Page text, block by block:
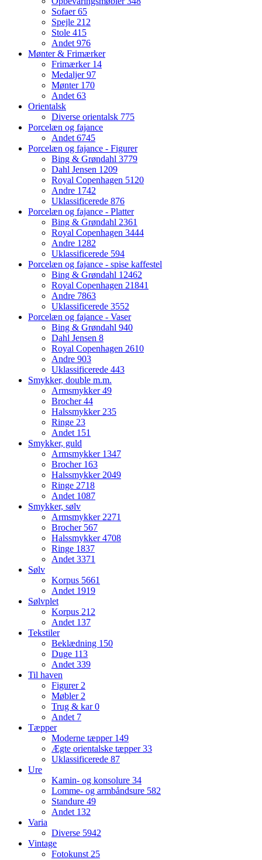
Sofaer65
Spejle 212
Stole 415
Andet976
Mønter & Frimærker
Frimærker 14
Medaljer97
Mønter 170
Andet63
Orientalsk
Diverse orientalsk 775
Porcelæn og fajance
Andet6745
Porcelæn og fajance - Figurer
Bing & Grøndahl 3779
Dahl Jensen 1209
Royal Copenhagen 5120
Andre 1742
Uklassificerede 876
Porcelæn og fajance - Platter
Bing & Grøndahl 2361
Royal Copenhagen 3444
Andre 1282
Uklassificerede 594
Porcelæn og fajance - spise kaffestel
Bing & Grøndahl 12462
Royal Copenhagen 21841
Andre 7863
Uklassificerede 3552
Porcelæn og fajance - Vaser
Bing & Grøndahl 940
Dahl Jensen 8
Royal Copenhagen 2610
Andre 903
Uklassificerede 443
Smykker, double m.m.
Armsmykker49
Brocher44
Halssmykker235
Ringe 23
Andet 151
Smykker, guld
Armsmykker 1347
Brocher 163
Halssmykker2049
Ringe 2718
Andet 1087
Smykker, sølv
Armsmykker2271
Brocher 567
Halssmykker4708
Ringe 1837
Andet3371
Sølv
Korpus 5661
Andet 1919
Sølvplet
Korpus 212
Andet 137
Tekstiler
Beklædning 150
Duge 113
Andet339
Til haven
Figurer2
Møbler2
Trug & kar0
Andet 7
Tæpper
Moderne tæpper 149
Ægte orientalske tæpper33
Uklassificerede 87
Ure
Kamin- og konsolure 34
Lomme- og armbåndsure 582
Standure 49
Andet 132
Varia
Diverse 5942
Vintage
Fotokunst25